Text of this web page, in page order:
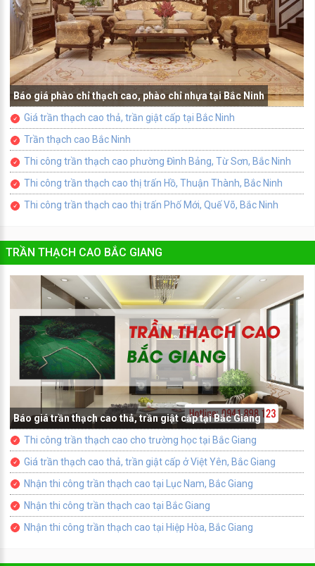
Báo giá phào chỉ thạch cao, phào chỉ nhựa tại Bắc Ninh
Giá trần thạch cao thả, trần giật cấp tại Bắc Ninh
Trần thạch cao Bắc Ninh
Thi công trần thạch cao phường Đình Bảng, Từ Sơn, Bắc Ninh
Thi công trần thạch cao thị trấn Hồ, Thuận Thành, Bắc Ninh
Thi công trần thạch cao thị trấn Phố Mới, Quế Võ, Bắc Ninh
TRẦN THẠCH CAO BẮC GIANG
Báo giá trần thạch cao thả, trần giật cấp tại Bắc Giang
Thi công trần thạch cao cho trường học tại Bắc Giang
Giá trần thạch cao thả, trần giật cấp ở Việt Yên, Bắc Giang
Nhận thi công trần thạch cao tại Lục Nam, Bắc Giang
Nhận thi công trần thạch cao tại Bắc Giang
Nhận thi công trần thạch cao tại Hiệp Hòa, Bắc Giang